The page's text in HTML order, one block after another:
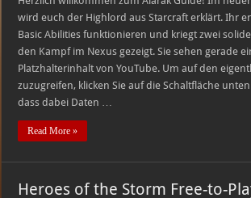
wird euch der Highlord aus Starcraft erklärt. Ihr
Basic Abilities funktionieren und kriegt zwei
den Kampf im Nexus gezeigt. Sie sehen gerade
Platzhalterinhalt von YouTube. Um auf den
zuzugreifen, klicken Sie auf die Schaltfläche
dass dabei Daten …
Read More »
Heroes of the Storm Free-to-